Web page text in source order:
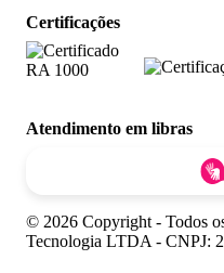
Certificações
Atendimento em libras
© 2026 Copyright - Todos
Tecnologia LTDA - CNPJ: